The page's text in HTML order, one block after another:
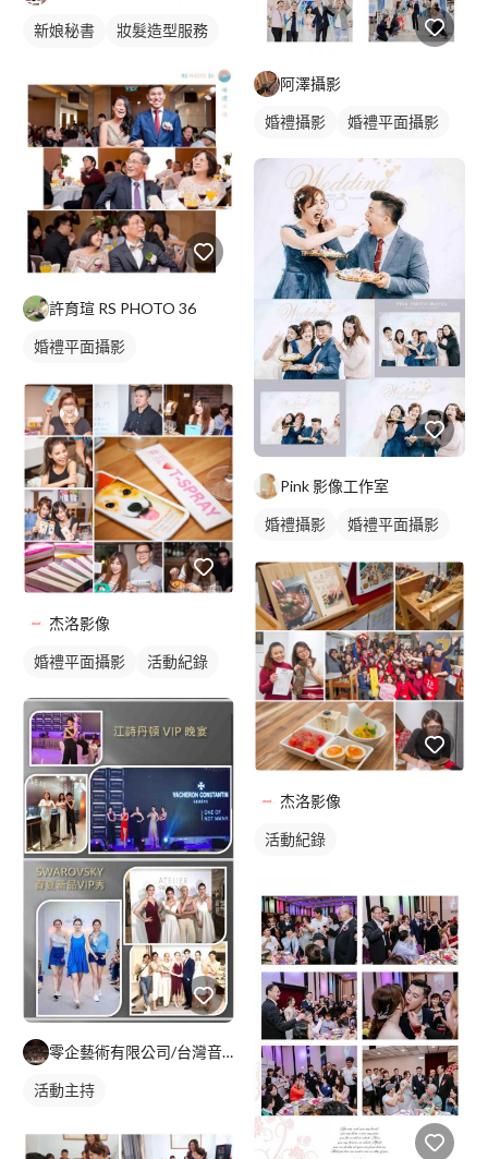
新娘秘書
妝髮造型服務
許育瑄 RS PHOTO 36
婚禮平面攝影
杰洛影像
婚禮平面攝影 活動紀錄
零企藝術有限公司/台灣音樂世紀樂團
活動主持
阿澤攝影
婚禮攝影 婚禮平面攝影
Pink 影像工作室
婚禮攝影 婚禮平面攝影
杰洛影像
活動紀錄